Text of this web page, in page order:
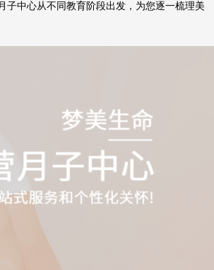
子中心从不同教育阶段出发，为您逐一梳理美